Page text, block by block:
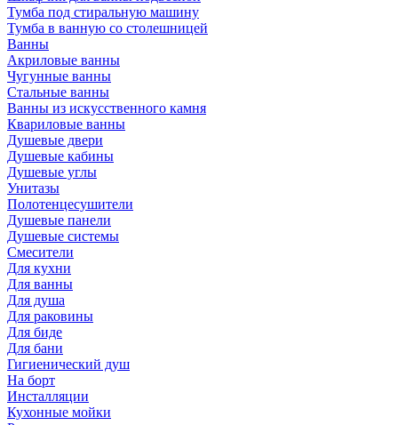
Тумба под стиральную машину
Тумба в ванную со столешницей
Ванны
Акриловые ванны
Чугунные ванны
Стальные ванны
Ванны из искусственного камня
Квариловые ванны
Душевые двери
Душевые кабины
Душевые углы
Унитазы
Полотенцесушители
Душевые панели
Душевые системы
Смесители
Для кухни
Для ванны
Для душа
Для раковины
Для биде
Для бани
Гигиенический душ
На борт
Инсталляции
Кухонные мойки